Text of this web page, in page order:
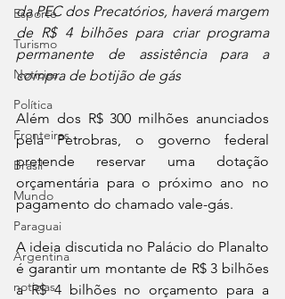
Esporte
Turismo
Notícias
Política
Fronteiras
Brasil
Mundo
Paraguai
Argentina
noticias
da PEC dos Precatórios, haverá margem
de R$ 4 bilhões para criar programa
permanente de assistência para a
compra de botijão de gás
Além dos R$ 300 milhões anunciados
pela Petrobras, o governo federal
pretende reservar uma dotação
orçamentária para o próximo ano no
pagamento do chamado vale-gás.
A ideia discutida no Palácio do Planalto
é garantir um montante de R$ 3 bilhões
a R$ 4 bilhões no orçamento para a